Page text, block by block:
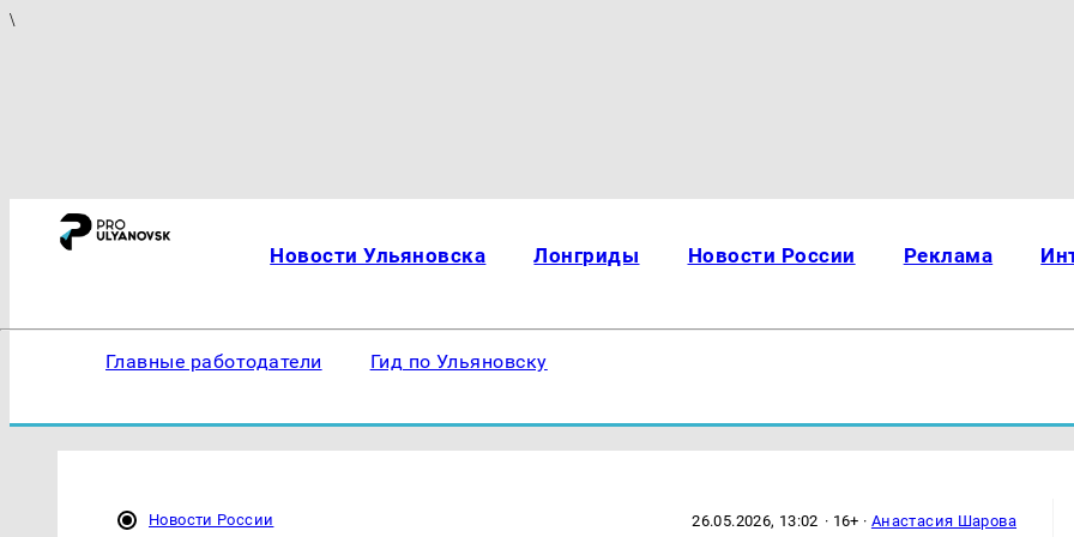
\
Новости Ульяновска Лонгриды Новости России Реклама
Главные работодатели Гид по Ульяновску
Новости России 26.05.2026, 13:02 · 16+ · Анастасия Шарова